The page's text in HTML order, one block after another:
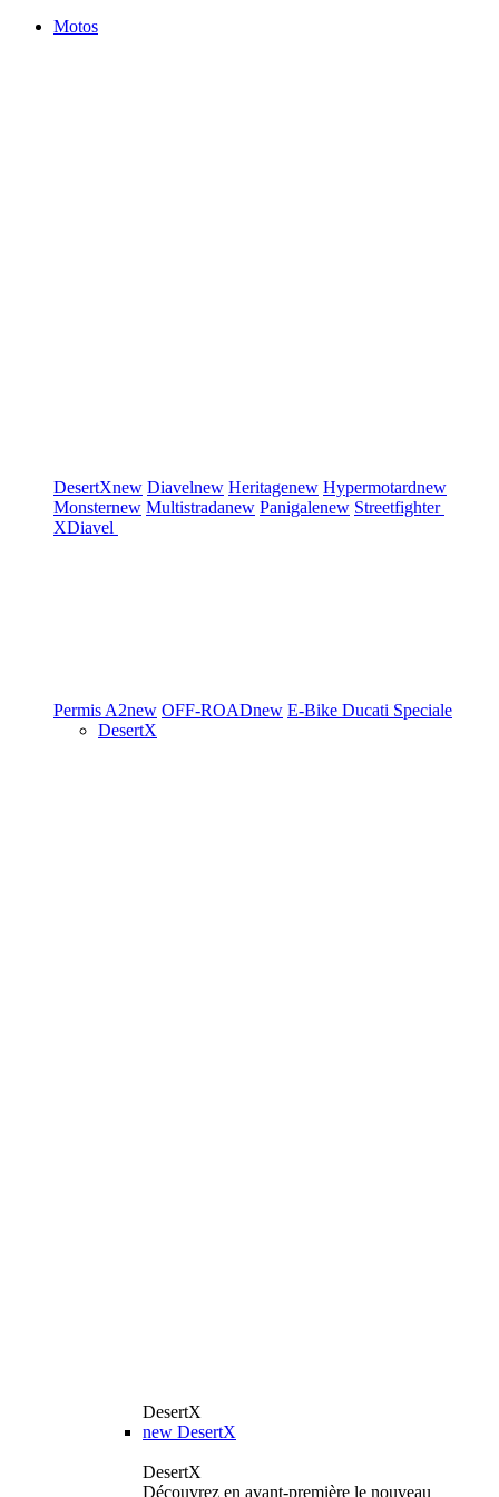
Motos
DesertXnew Diavelnew Heritagenew Hypermotardnew
Monsternew Multistradanew Panigalenew Streetfighter
XDiavel
Permis A2new OFF-ROADnew E-Bike Ducati Speciale
DesertX
DesertX
new DesertX
DesertX
Découvrez en avant-première le nouveau